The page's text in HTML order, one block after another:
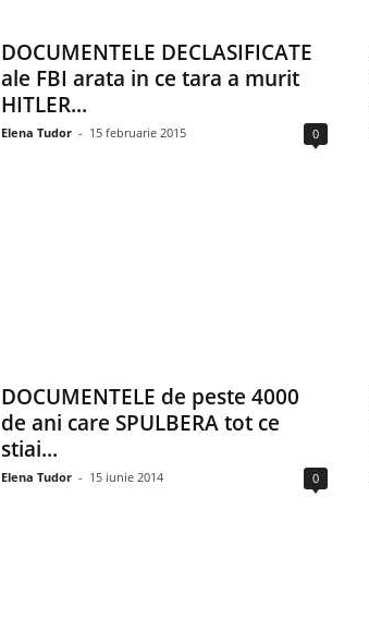
DOCUMENTELE DECLASIFICATE
ale FBI arata in ce tara a murit
HITLER...
Elena Tudor - 15 februarie 2015 0
DOCUMENTELE de peste 4000
de ani care SPULBERA tot ce
stiai...
Elena Tudor - 15 iunie 2014 0